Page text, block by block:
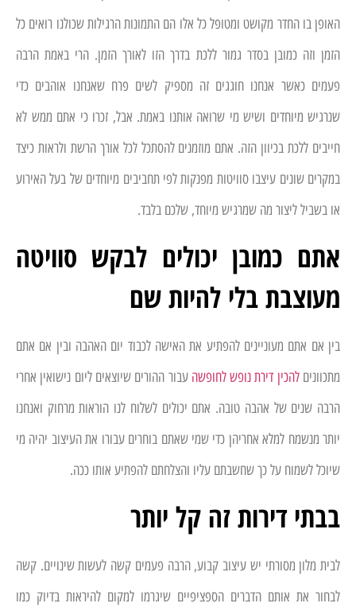
האופן בו החדר מקושט ומטופל כל אלו הם התמונות הרגילות שכולנו רואים כל
הזמן וזה כמובן בסדר גמור ללכת בדרך הזו לאורך הזמן. הרי באמת הרבה
פעמים כאשר אנחנו חוגגים זה מספיק לשים פרח שאנחנו אוהבים כדי
שנרגיש מיוחדים ושיש מי שרואה אותנו באמת. אבל, זכרו כי אתם ממש לא
חייבים ללכת בכיוון הזה. אתם מוזמנים להסתכל לכל אורך הרשת ולראות כיצד
במקרים שונים עיצבו סוויטות מפנקות לפי תחביבים מיוחדים של בעל האירוע
או בשביל ליצור מה שמרגיש מיוחד, שלכם בלבד.
אתם כמובן יכולים לבקש סוויטה
מעוצבת בלי להיות שם
בין אם אתם מעוניינים להפתיע את האישה לכבוד יום האהבה ובין אם אתם
מתכווניםלהכין דירת נופש לחופשה עבור ההורים שיוצאים ליום נישואין אחרי
הרבה שנים של אהבה טובה. אתם יכולים לשלוח לנו הוראות מרחוק ואנחנו
יותר מנשמח למלא אחריהן כדי שמי שאתם בוחרים עבורו את העיצוב יהיה מי
שיוכל לשמוח על כך שחשבתם עליו והצלחתם להפתיע אותו ככה.
בבתי דירות זה קל יותר
לבית מלון מסורתי יש עיצוב קבוע, הרבה פעמים קשה לעשות שינויים. קשה
לבחור את אותם הדברים הספציפיים שיגרמו למקום להיראות בדיוק כמו